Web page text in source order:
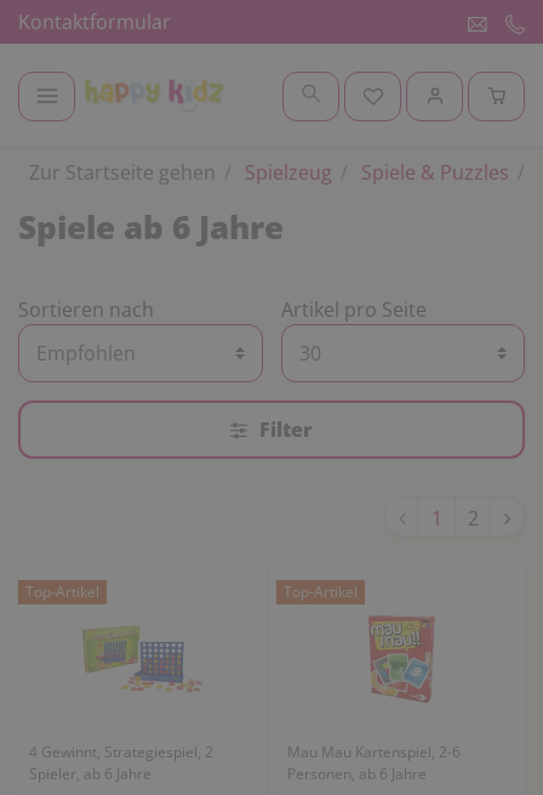
Kontaktformular
Zur Startseite gehen Spielzeug Spiele & Puzzles
Spiele ab 6 Jahre
Sortieren nach Artikel pro Seite
Filter
1 2
Top-Artikel
4 Gewinnt, Strategiespiel, 2
Spieler, ab 6 Jahre
Top-Artikel
Mau Mau Kartenspiel, 2-6
Personen, ab 6 Jahre